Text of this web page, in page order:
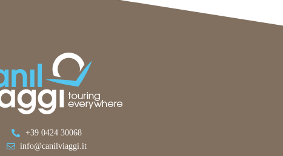
+39 0424 30068
info@canilviaggi.it